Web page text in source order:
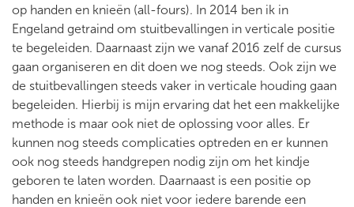
op handen en knieën (all-fours). In 2014 ben ik in
Engeland getraind om stuitbevallingen in verticale positie
te begeleiden. Daarnaast zijn we vanaf 2016 zelf de cursus
gaan organiseren en dit doen we nog steeds. Ook zijn we
de stuitbevallingen steeds vaker in verticale houding gaan
begeleiden. Hierbij is mijn ervaring dat het een makkelijke
methode is maar ook niet de oplossing voor alles. Er
kunnen nog steeds complicaties optreden en er kunnen
ook nog steeds handgrepen nodig zijn om het kindje
geboren te laten worden. Daarnaast is een positie op
handen en knieën ook niet voor iedere barende een